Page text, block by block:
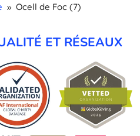
9 Ocell de Foc (7)
ET RÉSEAUX